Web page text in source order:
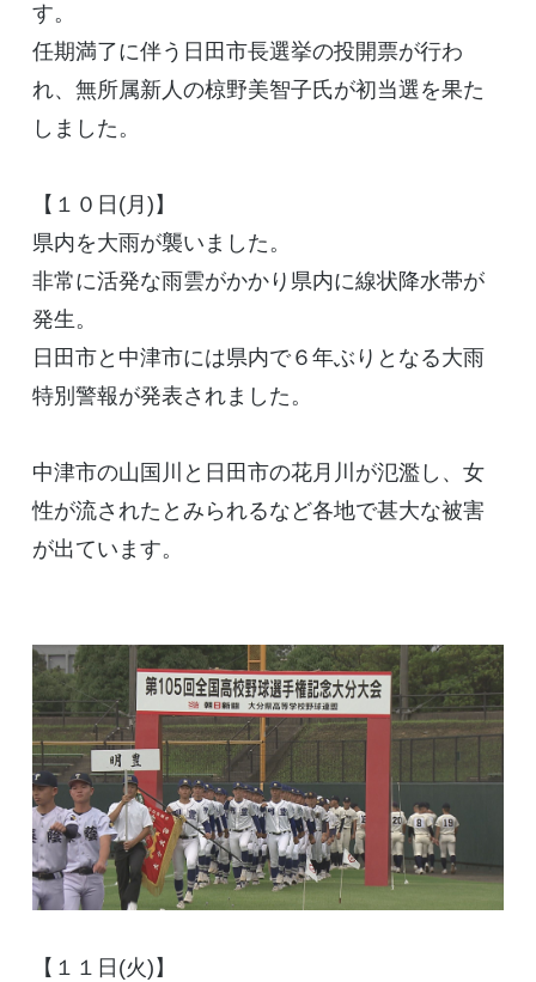
す。
任期満了に伴う日田市長選挙の投開票が行わ
れ、無所属新人の椋野美智子氏が初当選を果た
しました。
【１０日(月)】
県内を大雨が襲いました。
非常に活発な雨雲がかかり県内に線状降水帯が
発生。
日田市と中津市には県内で６年ぶりとなる大雨
特別警報が発表されました。
中津市の山国川と日田市の花月川が氾濫し、女
性が流されたとみられるなど各地で甚大な被害
が出ています。
【１１日(火)】